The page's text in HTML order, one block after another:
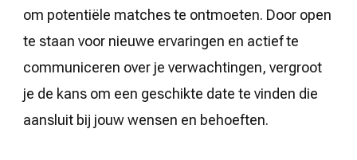
om potentiële matches te ontmoeten. Door open
te staan voor nieuwe ervaringen en actief te
communiceren over je verwachtingen, vergroot
je de kans om een geschikte date te vinden die
aansluit bij jouw wensen en behoeften.